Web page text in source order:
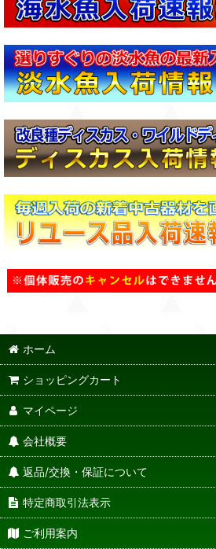
ホーム
ショッピングカート
マイページ
会社概要
返品/交換・保証について
特定商取引法表示
ご利用案内